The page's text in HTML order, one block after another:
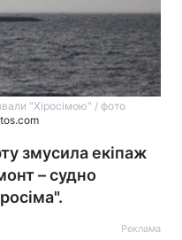
"Хіросімою" / фото
змусила екіпаж
– судно
Реклама